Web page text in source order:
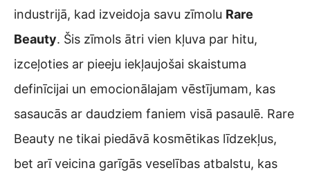
industrijā, kad izveidoja savu zīmolu Rare
Beauty. Šis zīmols ātri vien kļuva par hitu,
izceļoties ar pieeju iekļaujošai skaistuma
definīcijai un emocionālajam vēstījumam, kas
sasaucās ar daudziem faniem visā pasaulē. Rare
Beauty ne tikai piedāvā kosmētikas līdzekļus,
bet arī veicina garīgās veselības atbalstu, kas